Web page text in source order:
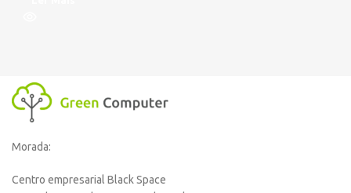
Morada:
Centro empresarial Black Space